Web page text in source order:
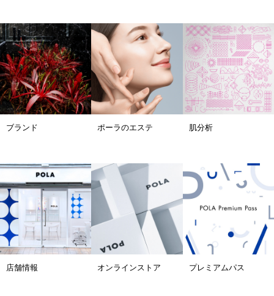
ブランド ポーラのエステ 肌分析
店舗情報 オンラインストア プレミアムパス